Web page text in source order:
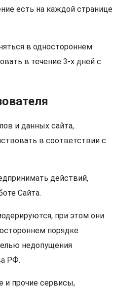
есть на каждой странице
в одностороннем
в течение 3-х дней с
и данных сайта,
в соответствии с
действий,
Сайта.
при этом они
порядке
недопущения
РФ.
и прочие сервисы,